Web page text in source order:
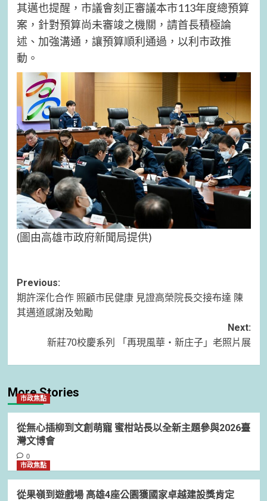
其邁也提醒，市議會刻正審議本市113年度總預算
案，針對預算尚未審竣之機關，請首長積極論
述、加強溝通，讓預算順利通過，以利市政推
動。
(圖由高雄市政府新聞局提供)
Post
navigation
Previous:
期許深化合作 照顧市民健康 見證高榮院長交接布達 陳
其邁道感謝及勉勵
Next:
新莊70校慶系列 「再現風華‧新庄子」老照片展
More Stories
市政焦點
從無心插柳到文創萌寵 蜜柑站長以全新主題參與2026臺
灣文博會
0
市政焦點
從果嶺到遊戲場 高雄4座公園獲國家卓越建設獎肯定